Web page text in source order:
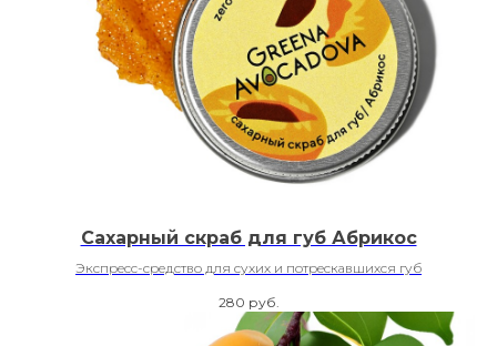
Сахарный скраб для губ Абрикос
Экспресс-средство для сухих и потрескавшихся губ
280 руб.